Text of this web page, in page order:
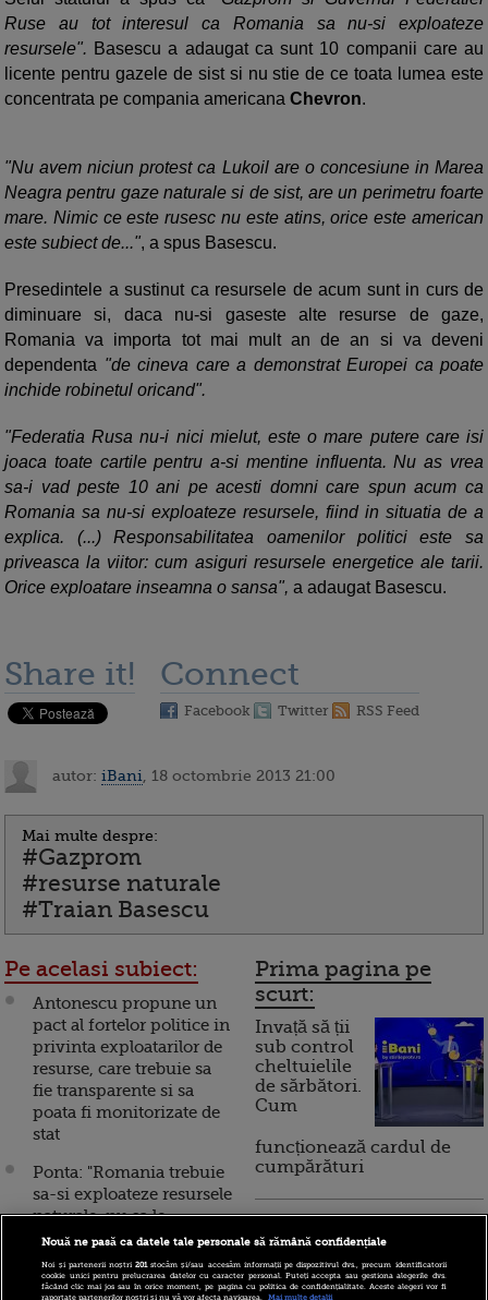
Ruse au tot interesul ca Romania sa nu-si exploateze
resursele". Basescu a adaugat ca sunt 10 companii care au
licente pentru gazele de sist si nu stie de ce toata lumea este
concentrata pe compania americana Chevron.
"Nu avem niciun protest ca Lukoil are o concesiune in Marea
Neagra pentru gaze naturale si de sist, are un perimetru foarte
mare. Nimic ce este rusesc nu este atins, orice este american
este subiect de...", a spus Basescu.
Presedintele a sustinut ca resursele de acum sunt in curs de
diminuare si, daca nu-si gaseste alte resurse de gaze,
Romania va importa tot mai mult an de an si va deveni
dependenta "de cineva care a demonstrat Europei ca poate
inchide robinetul oricand".
"Federatia Rusa nu-i nici mielut, este o mare putere care isi
joaca toate cartile pentru a-si mentine influenta. Nu as vrea
sa-i vad peste 10 ani pe acesti domni care spun acum ca
Romania sa nu-si exploateze resursele, fiind in situatia de a
explica. (...) Responsabilitatea oamenilor politici este sa
priveasca la viitor: cum asiguri resursele energetice ale tarii.
Orice exploatare inseamna o sansa", a adaugat Basescu.
Share it! Connect
Facebook Twitter RSS Feed
autor: iBani , 18 octombrie 2013 21:00
Mai multe despre:
#Gazprom
#resurse naturale
#Traian Basescu
Pe acelasi subiect:
Antonescu propune un
pact al fortelor politice in
privinta exploatarilor de
resurse, care trebuie sa
fie transparente si sa
poata fi monitorizate de
stat
Ponta: "Romania trebuie
sa-si exploateze resursele
naturale, nu sa le
blocheze"
OMV ar putea construi
Prima pagina pe
scurt:
Invață să ții
sub control
cheltuielile
de sărbători.
Cum
funcționează cardul de
cumpărături
TV de informații
economice și educație
financiară, a devenit iBani
Nouă ne pasă ca datele tale personale să rămână confidențiale
Noi și partenerii noștri201stocăm și/sau accesăm informații pe dispozitivul dvs., precum identificatorii
cookie unici pentru prelucrarea datelor cu caracter personal. Puteți accepta sau gestiona alegerile dvs.
făcând clic mai jos sau în orice moment, pe pagina cu politica de confidențialitate. Aceste alegeri vor fi
raportate partenerilor noștri și nu vă vor afecta navigarea.
Mai multe detalii